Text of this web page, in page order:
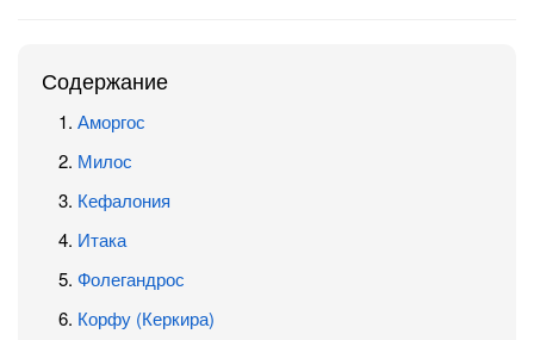
Содержание
Аморгос
Милос
Кефалония
Итака
Фолегандрос
Корфу (Керкира)